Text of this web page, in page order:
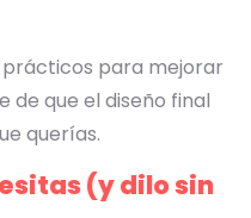
para mejorar
que el diseño final
querías.
(y dilo sin